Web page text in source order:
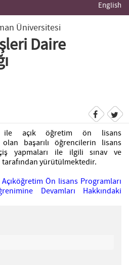
English
Üniversitesi
Daire
ile açık öğretim ön lisans
başarılı öğrencilerin lisans
yapmaları ile ilgili sınav ve
yürütülmektedir.
Ön lisans Programları
Devamları Hakkındaki